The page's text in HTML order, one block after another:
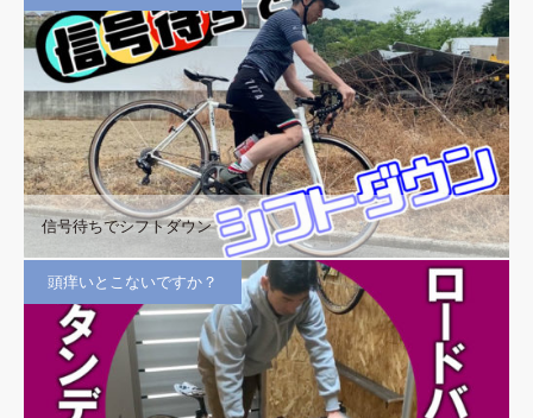
信号待ちでシフトダウン
頭痒いとこないですか？